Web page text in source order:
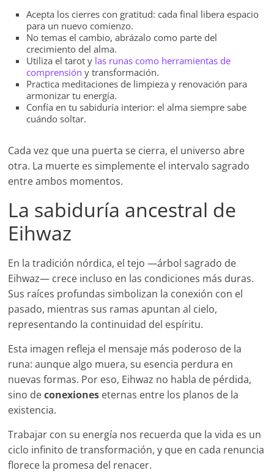
Acepta los cierres con gratitud: cada final libera espacio
para un nuevo comienzo.
No temas el cambio, abrázalo como parte del
crecimiento del alma.
Utiliza el tarot y las runas como herramientas de
comprensión y transformación.
Practica meditaciones de limpieza y renovación para
armonizar tu energía.
Confía en tu sabiduría interior: el alma siempre sabe
cuándo soltar.
Cada vez que una puerta se cierra, el universo abre
otra. La muerte es simplemente el intervalo sagrado
entre ambos momentos.
La sabiduría ancestral de
Eihwaz
En la tradición nórdica, el tejo —árbol sagrado de
Eihwaz— crece incluso en las condiciones más duras.
Sus raíces profundas simbolizan la conexión con el
pasado, mientras sus ramas apuntan al cielo,
representando la continuidad del espíritu.
Esta imagen refleja el mensaje más poderoso de la
runa: aunque algo muera, su esencia perdura en
nuevas formas. Por eso, Eihwaz no habla de pérdida,
sino deconexiones eternas entre los planos de la
existencia.
Trabajar con su energía nos recuerda que la vida es un
ciclo infinito de transformación, y que en cada renuncia
florece la promesa del renacer.